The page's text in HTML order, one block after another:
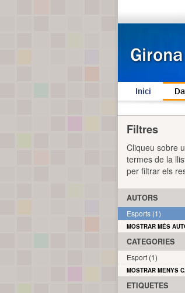
Inici
Filtres
Cliqueu sobre
termes de la
per filtrar els
AUTORS
Esports (1)
MOSTRAR MÉS
CATEGORIES
Esport (1)
MOSTRAR MENYS
ETIQUETES